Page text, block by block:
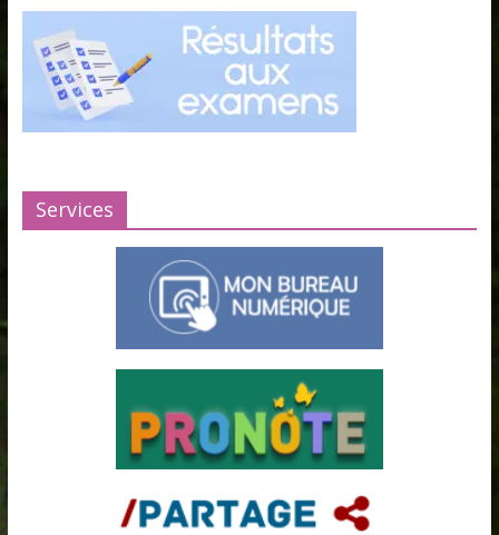
Services